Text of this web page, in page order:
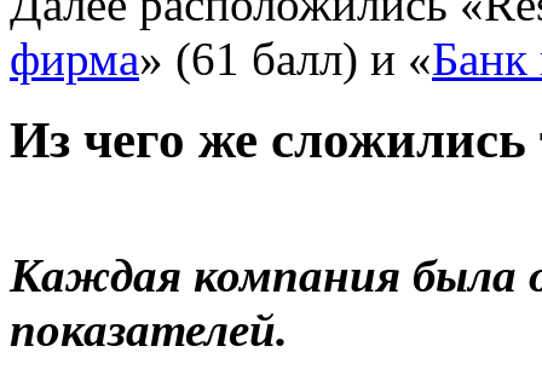
фирма» (61 балл) и «Банк
Из чего же сложились
Каждая компания была
показателей.